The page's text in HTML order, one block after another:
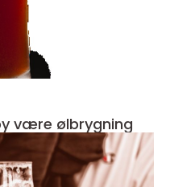
være ølbrygning